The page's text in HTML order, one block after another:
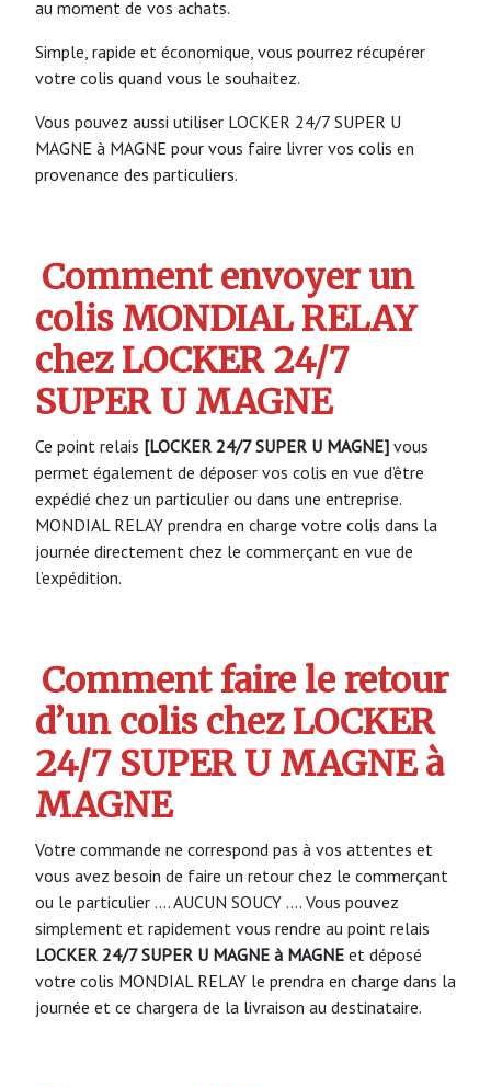
au moment de vos achats.
Simple, rapide et économique, vous pourrez récupérer
votre colis quand vous le souhaitez.
Vous pouvez aussi utiliser LOCKER 24/7 SUPER U
MAGNE à MAGNE pour vous faire livrer vos colis en
provenance des particuliers.
Comment envoyer un
colis MONDIAL RELAY
chez LOCKER 24/7
SUPER U MAGNE
Ce point relais [LOCKER 24/7 SUPER U MAGNE] vous
permet également de déposer vos colis en vue d’être
expédié chez un particulier ou dans une entreprise.
MONDIAL RELAY prendra en charge votre colis dans la
journée directement chez le commerçant en vue de
l’expédition.
Comment faire le retour
d’un colis chez LOCKER
24/7 SUPER U MAGNE à
MAGNE
Votre commande ne correspond pas à vos attentes et
vous avez besoin de faire un retour chez le commerçant
ou le particulier …. AUCUN SOUCY …. Vous pouvez
simplement et rapidement vous rendre au point relais
LOCKER 24/7 SUPER U MAGNE à MAGNE et déposé
votre colis MONDIAL RELAY le prendra en charge dans la
journée et ce chargera de la livraison au destinataire.